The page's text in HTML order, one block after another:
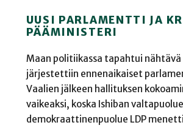
UUSI PARLAMENTTI JA
PÄÄMINISTERI
Maan politiikassa tapahtui nähtävä
järjestettiin ennenaikaiset
Vaalien jälkeen hallituksen
vaikeaksi, koska Ishiban
demokraattinenpuolue LDP menetti